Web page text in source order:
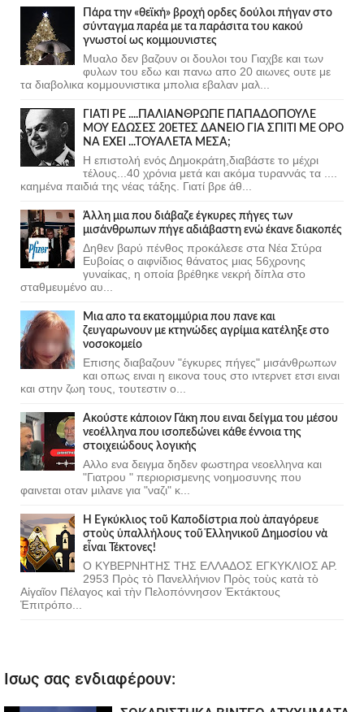
Πάρα την «θεϊκή» βροχή ορδες δούλοι πήγαν στο
σύνταγμα παρέα με τα παράσιτα του κακού
γνωστοί ως κομμουνιστες
Μυαλο δεν βαζουν οι δουλοι του Γιαχβε και των
φυλων του εδω και πανω απο 20 αιωνες ουτε με
τα διαβολικα κομμουνιστικα μπολια εβαλαν μαλ...
ΓΙΑΤΙ ΡΕ ....ΠΑΛΙΑΝΘΡΩΠΕ ΠΑΠΑΔΟΠΟΥΛΕ
ΜΟΥ ΕΔΩΣΕΣ 20ΕΤΕΣ ΔΑΝΕΙΟ ΓΙΑ ΣΠΙΤΙ ΜΕ ΟΡΟ
ΝΑ ΕΧΕΙ ...ΤΟΥΑΛΕΤΑ ΜΕΣΑ;
Η επιστολή ενός Δημοκράτη,διαβάστε το μέχρι
τέλους...40 χρόνια μετά και ακόμα τυραννάς τα ....
καημένα παιδιά της νέας τάξης. Γιατί βρε άθ...
Άλλη μια που διάβαζε έγκυρες πήγες των
μισάνθρωπων πήγε αδιάβαστη ενώ έκανε διακοπές
Δηθεν βαρύ πένθος προκάλεσε στα Νέα Στύρα
Ευβοίας ο αιφνίδιος θάνατος μιας 56χρονης
γυναίκας, η οποία βρέθηκε νεκρή δίπλα στο
σταθμευμένο αυ...
Μια απο τα εκατομμύρια που πανε και
ζευγαρωνουν με κτηνώδες αγρίμια κατέληξε στο
νοσοκομείο
Επισης διαβαζουν "έγκυρες πήγες" μισάνθρωπων
και οπως ειναι η εικονα τους στο ιντερνετ ετσι ειναι
και στην ζωη τους, τουτεστιν ο...
Ακούστε κάποιον Γάκη που ειναι δείγμα του μέσου
νεοέλληνα που ισοπεδώνει κάθε έννοια της
στοιχειώδους λογικής
Αλλο ενα δειγμα δηδεν φωστηρα νεοελληνα και
"Γιατρου " περιορισμενης νοημοσυνης που
φαινεται οταν μιλανε για "ναζι" κ...
Ἡ Ἐγκύκλιος τοῦ Καποδίστρια ποὺ ἀπαγόρευε
στοὺς ὑπαλλήλους τοῦ Ἑλληνικοῦ Δημοσίου νὰ
εἶναι Τέκτονες!
Ο ΚΥΒΕΡΝΗΤΗΣ ΤΗΣ ΕΛΛΑΔΟΣ ΕΓΚΥΚΛΙΟΣ ΑΡ.
2953 Πρὸς τὸ Πανελλήνιον Πρὸς τοὺς κατὰ τὸ
Αἰγαῖον Πέλαγος καὶ τὴν Πελοπόννησον Ἐκτάκτους
Ἐπιτρόπο...